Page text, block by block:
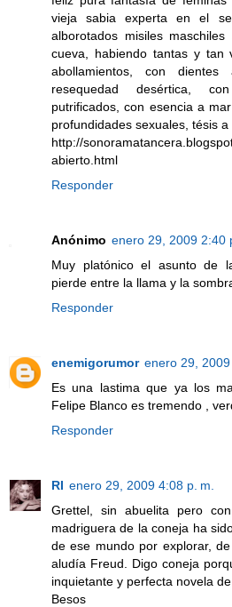
vieja sabia experta en el
alborotados misiles
cueva, habiendo tantas y
abollamientos, con
resequedad desértica,
putrificados, con esencia a
profundidades sexuales, tésis a
http://
abierto.html
Responder
Anónimo enero 29, 2009 2:40
Muy platónico el asunto de
pierde entre la llama y la
Responder
enemigorumor enero 29, 2009
Es una lastima que ya los
Felipe Blanco es tremendo ,
Responder
RI enero 29, 2009 4:08 p. m.
Grettel, sin abuelita pero
madriguera de la coneja ha
de ese mundo por explorar,
aludía Freud. Digo coneja
inquietante y perfecta novela
Besos